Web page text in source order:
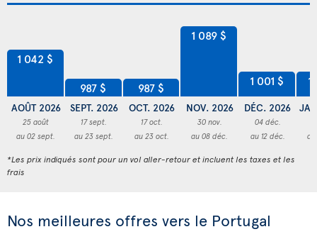
1 042 $
AOÛT 2026
25 août
au 02 sept.
987 $
SEPT. 2026
17 sept.
au 23 sept.
987 $
OCT. 2026
17 oct.
au 23 oct.
1 089 $
NOV. 2026
30 nov.
au 08 déc.
1 001 $
DÉC. 2026
04 déc.
au 12 déc.
1
*Les prix indiqués sont pour un vol aller-retour et incluent les taxes et les
frais
Nos meilleures offres vers le Portugal